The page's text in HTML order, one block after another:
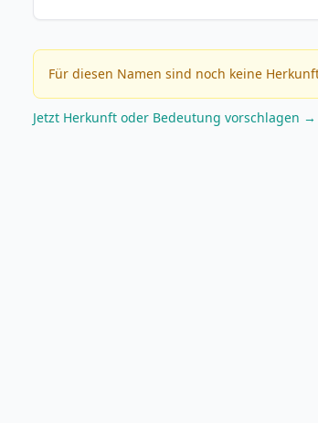
Für diesen Namen sind noch keine
Jetzt Herkunft oder Bedeutung vorschlagen →